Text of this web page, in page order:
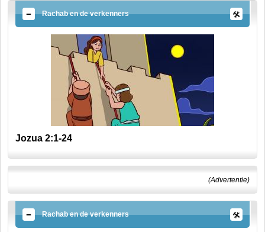
Rachab en de verkenners
Jozua 2:1-24
(Advertentie)
Rachab en de verkenners